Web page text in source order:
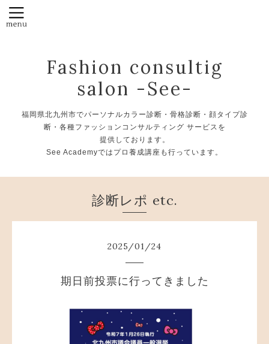
Fashion consultig
salon -See-
福岡県北九州市でパーソナルカラー診断・骨格診断・顔タイプ診
断・各種ファッションコンサルティング サービスを
提供しております。
See Academyではプロ養成講座も行っています。
診断レポ etc.
2025/01/24
期日前投票に行ってきました